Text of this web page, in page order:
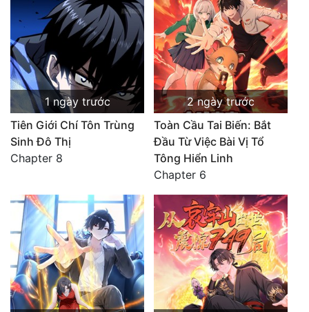
1 ngày trước
Tiên Giới Chí Tôn Trùng
Sinh Đô Thị
Chapter 8
2 ngày trước
Toàn Cầu Tai Biến: Bắt
Đầu Từ Việc Bài Vị Tổ
Tông Hiển Linh
Chapter 6